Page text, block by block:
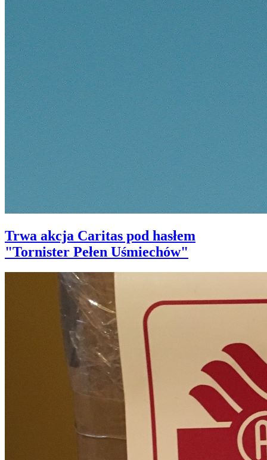
Trwa akcja Caritas pod hasłem
"Tornister Pełen Uśmiechów"